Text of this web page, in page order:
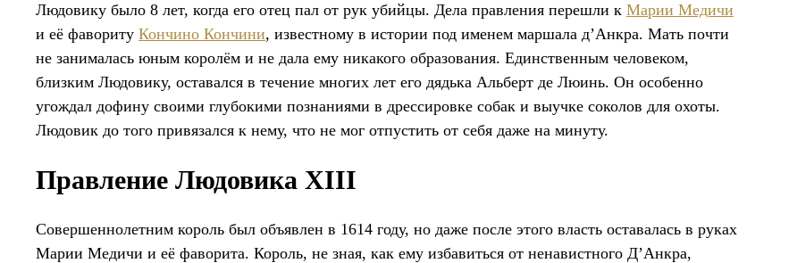
Людовику было 8 лет, когда его отец пал от рук убийцы. Дела правления перешли к Марии Медичи
и её фавориту Кончино Кончини, известному в истории под именем маршала д’Анкра. Мать почти
не занималась юным королём и не дала ему никакого образования. Единственным человеком,
близким Людовику, оставался в течение многих лет его дядька Альберт де Люинь. Он особенно
угождал дофину своими глубокими познаниями в дрессировке собак и выучке соколов для охоты.
Людовик до того привязался к нему, что не мог отпустить от себя даже на минуту.
Правление Людовика XIII
Совершеннолетним король был объявлен в 1614 году, но даже после этого власть оставалась в руках
Марии Медичи и её фаворита. Король, не зная, как ему избавиться от ненавистного Д’Анкра,